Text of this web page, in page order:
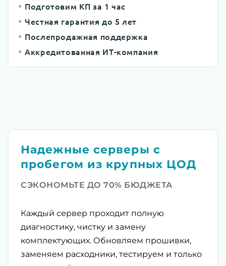
Подготовим КП за 1 час
Честная гарантия до 5 лет
Послепродажная поддержка
Аккредитованная ИТ-компания
Надежные серверы с
пробегом из крупных ЦОД
СЭКОНОМЬТЕ ДО 70% БЮДЖЕТА
Каждый сервер проходит полную
диагностику, чистку и замену
комплектующих. Обновляем прошивки,
заменяем расходники, тестируем и только